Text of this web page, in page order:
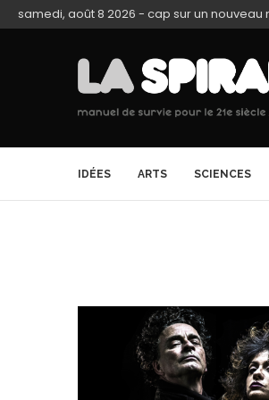
samedi, août 8 2026 - cap sur un nouveau
IDÉES ARTS SCIENCES